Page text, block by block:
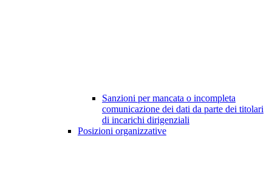
Sanzioni per mancata o incompleta
comunicazione dei dati da parte dei titolari
di incarichi dirigenziali
Posizioni organizzative